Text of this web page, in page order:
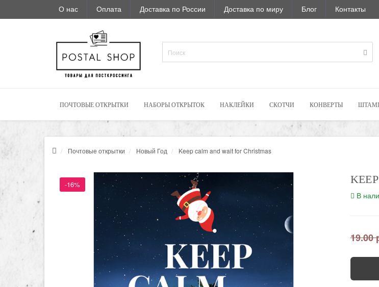
О нас Оплата Доставка по России Доставка по миру Блог Контакты
ПОЧТОВЫЕ ОТКРЫТКИ НАБОРЫ ОТКРЫТОК НАКЛЕЙКИ СКОТЧИ КОНВЕРТЫ
Почтовые открытки Новый Год Keep calm and wait for Christmas
-16%
В
19.00